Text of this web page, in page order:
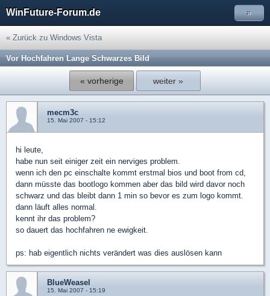
WinFuture-Forum.de »
« Zurück zu Windows Vista
Vor Hochfahren Lange Schwarzes Bild
« vorherige weiter »
mecm3c
15. Mai 2007 - 15:12
hi leute,
habe nun seit einiger zeit ein nerviges problem.
wenn ich den pc einschalte kommt erstmal bios und boot from cd,
dann müsste das bootlogo kommen aber das bild wird davor noch
schwarz und das bleibt dann 1 min so bevor es zum logo kommt.
dann läuft alles normal.
kennt ihr das problem?
so dauert das hochfahren ne ewigkeit.
ps: hab eigentlich nichts verändert was dies auslösen kann
BlueWeasel
15. Mai 2007 - 15:19